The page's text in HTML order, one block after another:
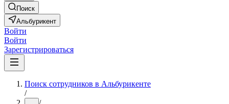
Поиск
Альбурикент
Войти
Войти
Зарегистрироваться
Поиск сотрудников в Альбурикенте
/